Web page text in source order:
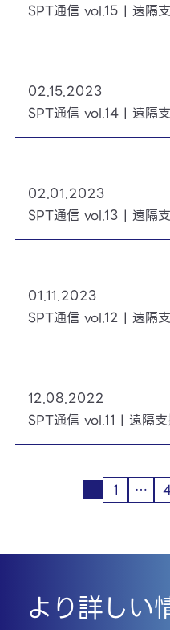
02.15.2023
02.01.2023
01.11.2023
12.08.2022
1 …
より詳しい